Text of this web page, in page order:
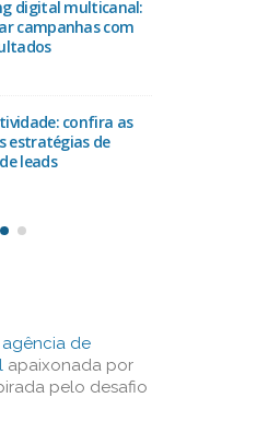
digital multicanal:
campanhas com
confira as
estratégias de
leads
agência de
apaixonada por
pelo desafio